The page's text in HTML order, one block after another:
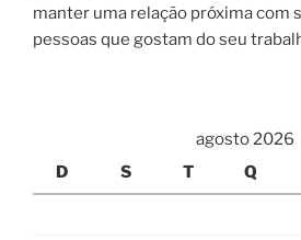
manter uma relação próxima com
pessoas que gostam do seu
agosto 2026
D
S T Q